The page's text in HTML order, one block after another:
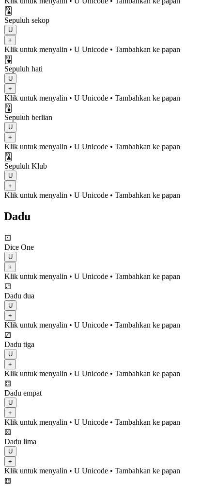
🂪
Sepuluh sekop
U
+
Klik untuk menyalin • U Unicode • Tambahkan ke papan
🂺
Sepuluh hati
U
+
Klik untuk menyalin • U Unicode • Tambahkan ke papan
🃊
Sepuluh berlian
U
+
Klik untuk menyalin • U Unicode • Tambahkan ke papan
🃚
Sepuluh Klub
U
+
Klik untuk menyalin • U Unicode • Tambahkan ke papan
Dadu
⚀
Dice One
U
+
Klik untuk menyalin • U Unicode • Tambahkan ke papan
⚁
Dadu dua
U
+
Klik untuk menyalin • U Unicode • Tambahkan ke papan
⚂
Dadu tiga
U
+
Klik untuk menyalin • U Unicode • Tambahkan ke papan
⚃
Dadu empat
U
+
Klik untuk menyalin • U Unicode • Tambahkan ke papan
⚄
Dadu lima
U
+
Klik untuk menyalin • U Unicode • Tambahkan ke papan
⚅